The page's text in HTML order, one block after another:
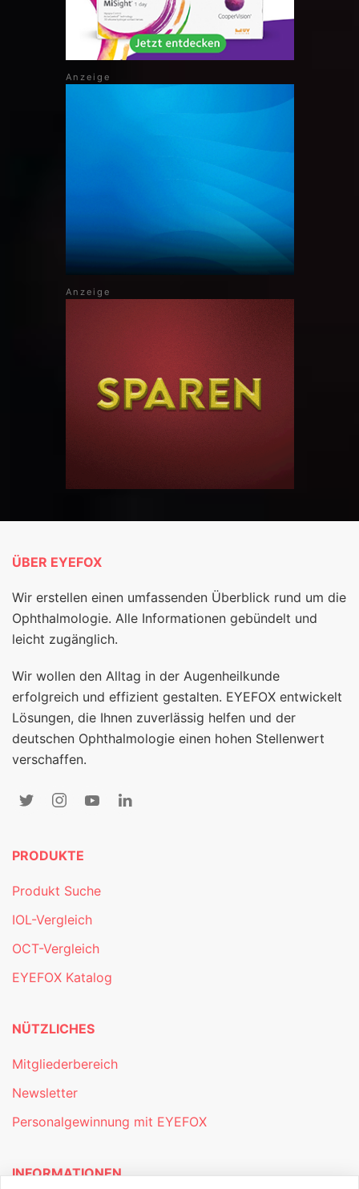
ÜBER EYEFOX
Wir erstellen einen umfassenden Überblick rund um die
Ophthalmologie. Alle Informationen gebündelt und
leicht zugänglich.
Wir wollen den Alltag in der Augenheilkunde
erfolgreich und effizient gestalten. EYEFOX entwickelt
Lösungen, die Ihnen zuverlässig helfen und der
deutschen Ophthalmologie einen hohen Stellenwert
verschaffen.
PRODUKTE
Produkt Suche
IOL-Vergleich
OCT-Vergleich
EYEFOX Katalog
NÜTZLICHES
Mitgliederbereich
Newsletter
Personalgewinnung mit EYEFOX
INFORMATIONEN